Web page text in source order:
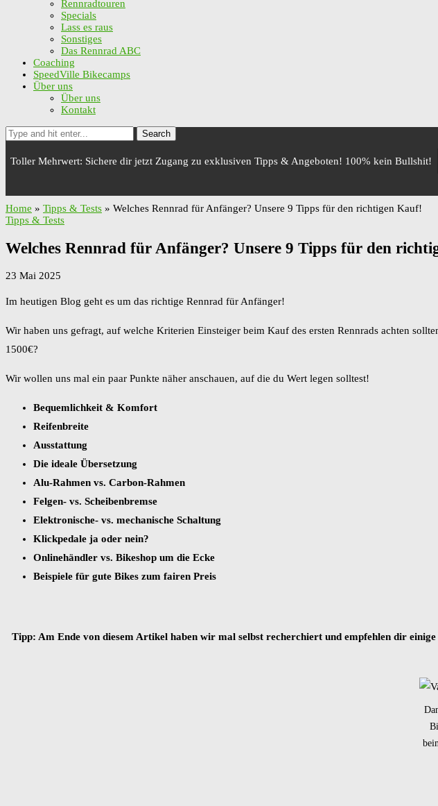
Rennradtouren
Specials
Lass es raus
Sonstiges
Das Rennrad ABC
Coaching
SpeedVille Bikecamps
Über uns
Über uns
Kontakt
Search
Toller Mehrwert: Sichere dir jetzt Zugang zu exklusiven Tipps & Angeboten! 100% kein Bullshit!
Home » Tipps & Tests » Welches Rennrad für Anfänger? Unsere 9 Tipps für den richtigen Kauf!
Tipps & Tests
Welches Rennrad für Anfänger? Unsere 9 Tipps für den
23 Mai 2025
Im heutigen Blog geht es um das richtige Rennrad für Anfänger!
Wir haben uns gefragt, auf welche Kriterien Einsteiger beim Kauf des ersten Rennrads achten
1500€?
Wir wollen uns mal ein paar Punkte näher anschauen, auf die du Wert legen solltest!
Bequemlichkeit & Komfort
Reifenbreite
Ausstattung
Die ideale Übersetzung
Alu-Rahmen vs. Carbon-Rahmen
Felgen- vs. Scheibenbremse
Elektronische- vs. mechanische Schaltung
Klickpedale ja oder nein?
Onlinehändler vs. Bikeshop um die Ecke
Beispiele für gute Bikes zum fairen Preis
Tipp: Am Ende von diesem Artikel haben wir mal selbst recherchiert und empfehlen dir